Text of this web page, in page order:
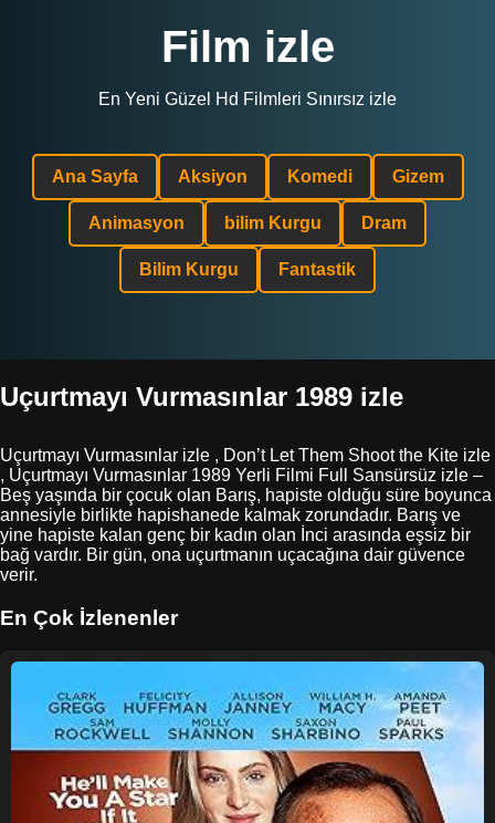
Film izle
En Yeni Güzel Hd Filmleri Sınırsız izle
Ana Sayfa Aksiyon Komedi Gizem
Animasyon bilim Kurgu Dram
Bilim Kurgu Fantastik
Uçurtmayı Vurmasınlar 1989 izle
Uçurtmayı Vurmasınlar izle , Don’t Let Them Shoot the Kite izle
, Uçurtmayı Vurmasınlar 1989 Yerli Filmi Full Sansürsüz izle –
Beş yaşında bir çocuk olan Barış, hapiste olduğu süre boyunca
annesiyle birlikte hapishanede kalmak zorundadır. Barış ve
yine hapiste kalan genç bir kadın olan İnci arasında eşsiz bir
bağ vardır. Bir gün, ona uçurtmanın uçacağına dair güvence
verir.
En Çok İzlenenler